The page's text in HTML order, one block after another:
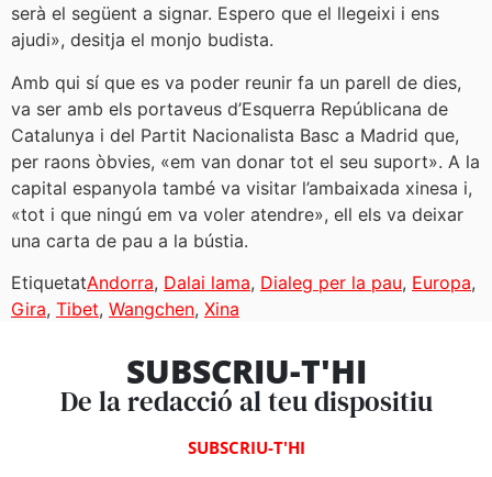
serà el següent a signar. Espero que el llegeixi i ens
ajudi», desitja el monjo budista.
Amb qui sí que es va poder reunir fa un parell de dies,
va ser amb els portaveus d’Esquerra Repúblicana de
Catalunya i del Partit Nacionalista Basc a Madrid que,
per raons òbvies, «em van donar tot el seu suport». A la
capital espanyola també va visitar l’ambaixada xinesa i,
«tot i que ningú em va voler atendre», ell els va deixar
una carta de pau a la bústia.
EtiquetatAndorra, Dalai lama, Dialeg per la pau, Europa,
Gira, Tibet, Wangchen, Xina
SUBSCRIU-T'HI
De la redacció al teu dispositiu
SUBSCRIU-T'HI